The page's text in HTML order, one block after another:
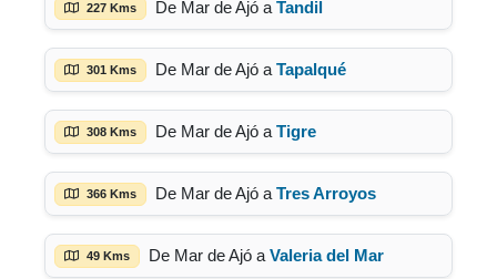
227 Kms De Mar de Ajó a Tandil
301 Kms De Mar de Ajó a Tapalqué
308 Kms De Mar de Ajó a Tigre
366 Kms De Mar de Ajó a Tres Arroyos
49 Kms De Mar de Ajó a Valeria del Mar